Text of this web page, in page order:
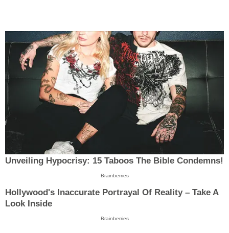
Unveiling Hypocrisy: 15 Taboos The Bible Condemns!
Brainberries
Hollywood's Inaccurate Portrayal Of Reality – Take A
Look Inside
Brainberries